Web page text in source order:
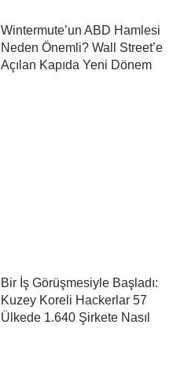
Wintermute’un ABD Hamlesi
Neden Önemli? Wall Street’e
Açılan Kapıda Yeni Dönem
Bir İş Görüşmesiyle Başladı:
Kuzey Koreli Hackerlar 57
Ülkede 1.640 Şirkete Nasıl